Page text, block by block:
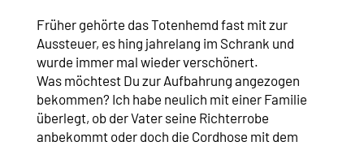
Früher gehörte das Totenhemd fast mit zur
Aussteuer, es hing jahrelang im Schrank und
wurde immer mal wieder verschönert.
Was möchtest Du zur Aufbahrung angezogen
bekommen? Ich habe neulich mit einer Familie
überlegt, ob der Vater seine Richterrobe
anbekommt oder doch die Cordhose mit dem